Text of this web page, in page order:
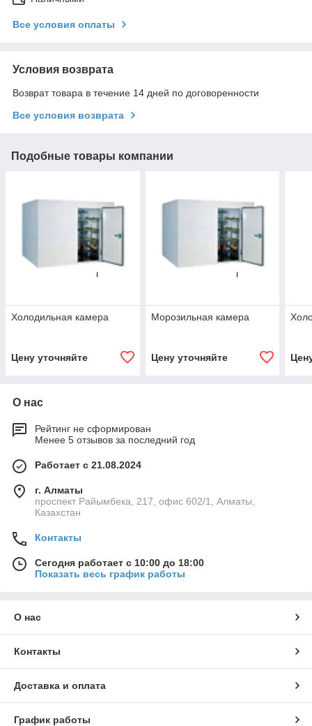
Все условия оплаты
Условия возврата
Возврат товара в течение 14 дней по договоренности
Все условия возврата
Подобные товары компании
Холодильная камера
Цену уточняйте
Морозильная камера
Цену уточняйте
О нас
Рейтинг не сформирован
Менее 5 отзывов за последний год
Работает с 21.08.2024
г. Алматы
проспект Райымбека, 217, офис 602/1, Алматы,
Казахстан
Контакты
Сегодня работает с 10:00 до 18:00
Показать весь график работы
О нас
Контакты
Доставка и оплата
График работы